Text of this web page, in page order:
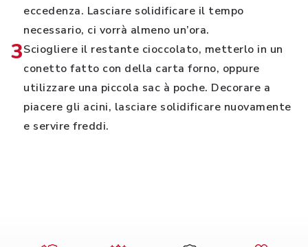
eccedenza. Lasciare solidificare il tempo
necessario, ci vorrà almeno un’ora.
3Sciogliere il restante cioccolato, metterlo in un
conetto fatto con della carta forno, oppure
utilizzare una piccola sac à poche. Decorare a
piacere gli acini, lasciare solidificare nuovamente
e servire freddi.